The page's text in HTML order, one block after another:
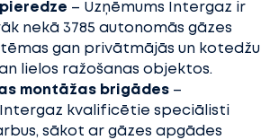
– Uzņēmums Intergaz ir
nekā 3785 autonomās gāzes
gan privātmājās un kotedžu
lielos ražošanas objektos.
montāžas brigādes –
Intergaz kvalificētie speciālisti
sākot ar gāzes apgādes